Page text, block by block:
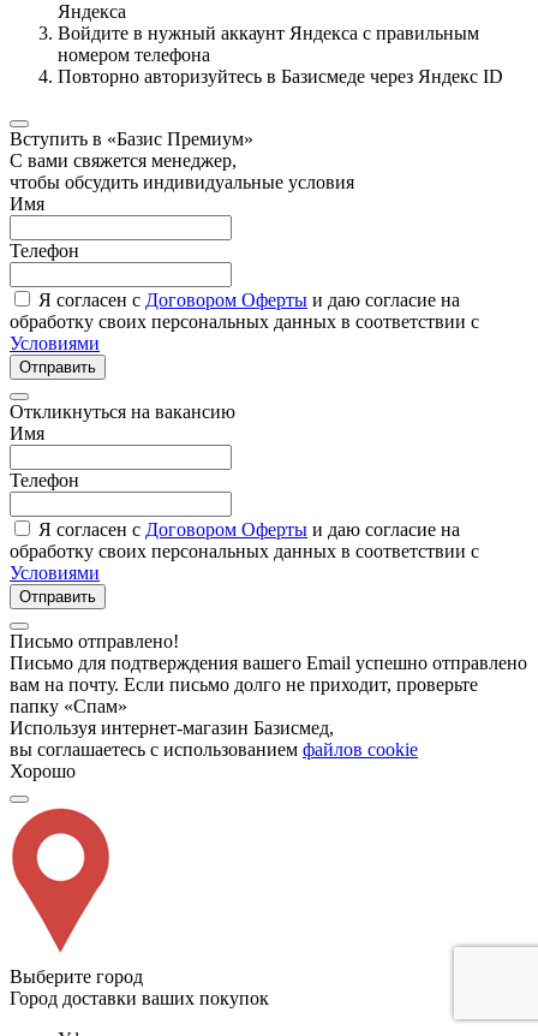
Яндекса
Войдите в нужный аккаунт Яндекса с правильным
номером телефона
Повторно авторизуйтесь в Базисмеде через Яндекс ID
Вступить в «Базис Премиум»
С вами свяжется менеджер,
чтобы обсудить индивидуальные условия
Имя
Телефон
Я согласен с Договором Оферты и даю согласие на
обработку своих персональных данных в соответствии с
Условиями
Отправить
Откликнуться на вакансию
Имя
Телефон
Я согласен с Договором Оферты и даю согласие на
обработку своих персональных данных в соответствии с
Условиями
Отправить
Письмо отправлено!
Письмо для подтверждения вашего Email успешно отправлено
вам на почту. Если письмо долго не приходит, проверьте
папку «Спам»
Используя интернет-магазин Базисмед,
вы соглашаетесь с использованием файлов cookie
Хорошо
Выберите город
Город доставки ваших покупок